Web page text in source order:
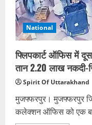
भूना,
सिर्फ
इस
वजह
से
कर
हत्या;
मचा
हड़कंप
National
फ्लिपकार्ट ऑफिस में
तान 2.20 लाख
Spirit Of Uttarakhand
मुजफ्फरपुर। मुजफ्फरपुर
कलेक्शन ऑफिस को एक